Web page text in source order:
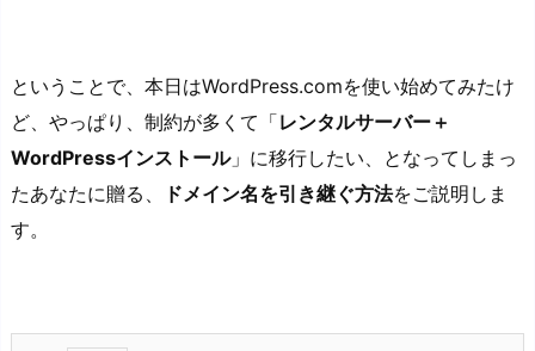
ということで、本日はWordPress.comを使い始めてみたけ
ど、やっぱり、制約が多くて「レンタルサーバー＋
WordPressインストール」に移行したい、となってしまっ
たあなたに贈る、
ドメイン名を引き継ぐ方法をご説明しま
す。